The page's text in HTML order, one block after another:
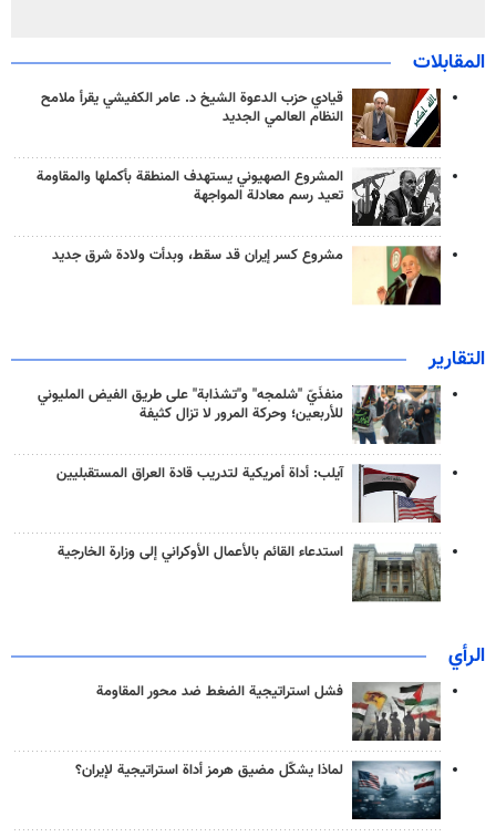
المقابلات
قيادي حزب الدعوة الشيخ د. عامر الكفيشي يقرأ ملامح
النظام العالمي الجديد
المشروع الصهيوني يستهدف المنطقة بأكملها والمقاومة
تعيد رسم معادلة المواجهة
مشروع كسر إيران قد سقط، وبدأت ولادة شرق جديد
التقارير
منفذَيّ "شلمجه" و"تشذابة" على طريق الفيض المليوني
للأربعين؛ وحركة المرور لا تزال كثيفة
آيلب: أداة أمريكية لتدريب قادة العراق المستقبليين
استدعاء القائم بالأعمال الأوكراني إلى وزارة الخارجية
الرأي
فشل استراتيجية الضغط ضد محور المقاومة
لماذا يشكّل مضيق هرمز أداة استراتيجية لإيران؟